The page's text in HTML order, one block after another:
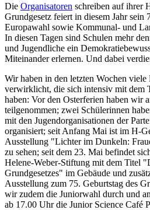
Die Organisatoren schreiben auf ihrer
Grundgesetz feiert in diesem Jahr sein
Europawahl sowie Kommunal- und
In diesen Tagen sind Schulen mehr
und Jugendliche ein
Miteinander erlernen. Und dabei
Wir haben in den letzten Wochen viele
verwirklicht, die sich intensiv mit dem
haben: Vor den Osterferien haben wir
teilgenommen; zwei Schülerinnen
mit den Jugendorganisationen der
organisiert; seit Anfang Mai ist im H-
Ausstellung "Lichter im Dunkeln:
zu sehen; seit dem 23. Mai befindet
Helene-Weber-Stiftung mit dem Titel
Grundgesetzes" im Gebäude und
Ausstellung zum 75. Geburtstag des
wir zudem die Juniorwahl durch und
ab 17.00 Uhr die Junior Science Café